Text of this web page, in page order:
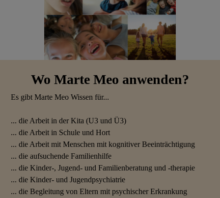
Wo Marte Meo anwenden?
Es gibt Marte Meo Wissen für...
... die Arbeit in der Kita (U3 und Ü3)
... die Arbeit in Schule und Hort
... die Arbeit mit Menschen mit kognitiver Beeinträchtigung
... die aufsuchende Familienhilfe
... die Kinder-, Jugend- und Familienberatung und -therapie
... die Kinder- und Jugendpsychiatrie
... die Begleitung von Eltern mit psychischer Erkrankung